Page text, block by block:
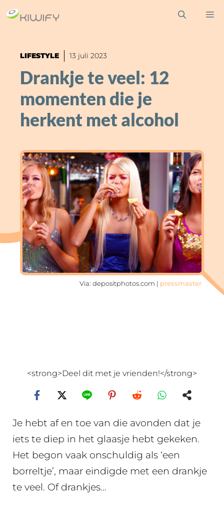
Ga
naar
inhoudLIFESTYLE 13 juli 2023
Drankje te veel: 12
momenten die je
herkent met alcohol
Via: depositphotos.com | pressmaster
<strong>Deel dit met je vrienden!</strong>
Je hebt af en toe van die avonden dat je
iets te diep in het glaasje hebt gekeken.
Het begon vaak onschuldig als ‘een
borreltje’, maar eindigde met een drankje
te veel. Of drankjes…